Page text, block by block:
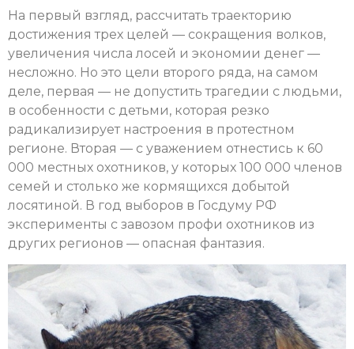
На первый взгляд, рассчитать траекторию
достижения трех целей — сокращения волков,
увеличения числа лосей и экономии денег —
несложно. Но это цели второго ряда, на самом
деле, первая — не допустить трагедии с людьми,
в особенности с детьми, которая резко
радикализирует настроения в протестном
регионе. Вторая — с уважением отнестись к 60
000 местных охотников, у которых 100 000 членов
семей и столько же кормящихся добытой
лосятиной. В год выборов в Госдуму РФ
эксперименты с завозом профи охотников из
других регионов — опасная фантазия.